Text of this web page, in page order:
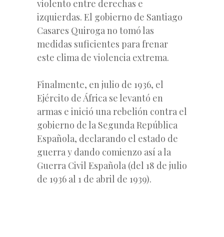
violento entre derechas e
izquierdas. El gobierno de Santiago
Casares Quiroga no tomó las
medidas suficientes para frenar
este clima de violencia extrema.
Finalmente, en julio de 1936, el
Ejército de África se levantó en
armas e inició una rebelión contra el
gobierno de la Segunda República
Española, declarando el estado de
guerra y dando comienzo así a la
Guerra Civil Española (del 18 de julio
de 1936 al 1 de abril de 1939).